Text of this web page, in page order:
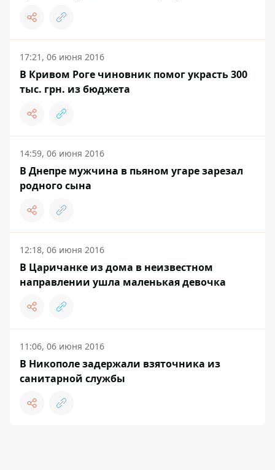
17:21, 06 июня 2016
В Кривом Роге чиновник помог украсть 300
тыс. грн. из бюджета
14:59, 06 июня 2016
В Днепре мужчина в пьяном угаре зарезал
родного сына
12:18, 06 июня 2016
В Царичанке из дома в неизвестном
направлении ушла маленькая девочка
11:06, 06 июня 2016
В Никополе задержали взяточника из
санитарной службы